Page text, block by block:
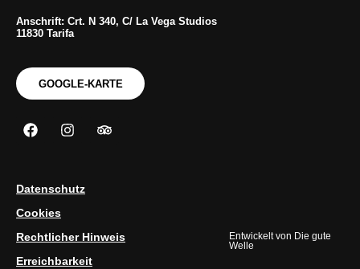
Anschrift: Crt. N 340, C/ La Vega Studios
11830 Tarifa
GOOGLE-KARTE
Datenschutz
Cookies
Rechtlicher Hinweis
Erreichbarkeit
Entwickelt von Die gute
Welle